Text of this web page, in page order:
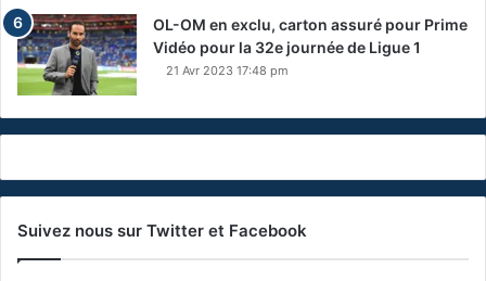
OL-OM en exclu, carton assuré pour Prime
Vidéo pour la 32e journée de Ligue 1
21 Avr 2023 17:48 pm
Suivez nous sur Twitter et Facebook